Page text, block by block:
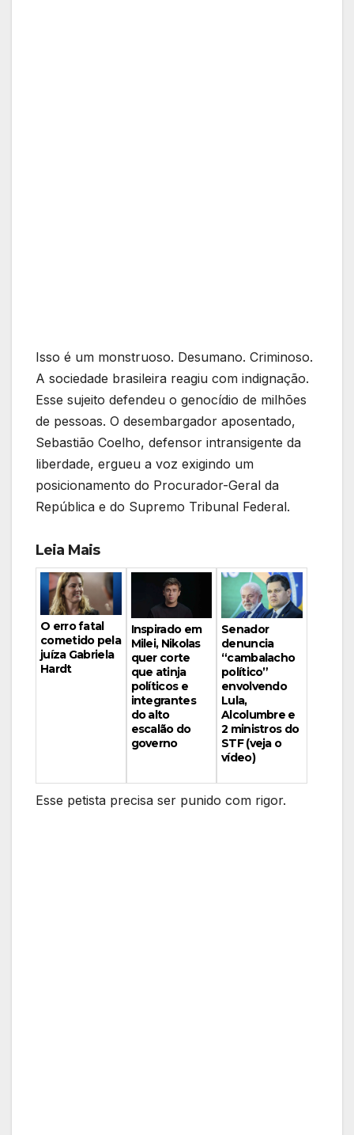
Isso é um monstruoso. Desumano. Criminoso.
A sociedade brasileira reagiu com indignação.
Esse sujeito defendeu o genocídio de milhões
de pessoas. O desembargador aposentado,
Sebastião Coelho, defensor intransigente da
liberdade, ergueu a voz exigindo um
posicionamento do Procurador-Geral da
República e do Supremo Tribunal Federal.
Leia Mais
O erro fatal
cometido pela
juíza Gabriela
Hardt
Inspirado em
Milei, Nikolas
quer corte
que atinja
políticos e
integrantes
do alto
escalão do
governo
Senador
denuncia
“cambalacho
político”
envolvendo
Lula,
Alcolumbre e
2 ministros do
STF (veja o
vídeo)
Esse petista precisa ser punido com rigor.